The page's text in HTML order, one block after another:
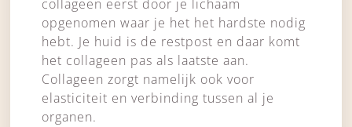
collageen eerst door je lichaam
opgenomen waar je het het hardste nodig
hebt. Je huid is de restpost en daar komt
het collageen pas als laatste aan.
Collageen zorgt namelijk ook voor
elasticiteit en verbinding tussen al je
organen.